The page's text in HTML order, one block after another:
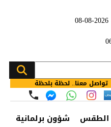
تواصل معنا.. لحظة بلحظة
الطقس شؤون برلمانية